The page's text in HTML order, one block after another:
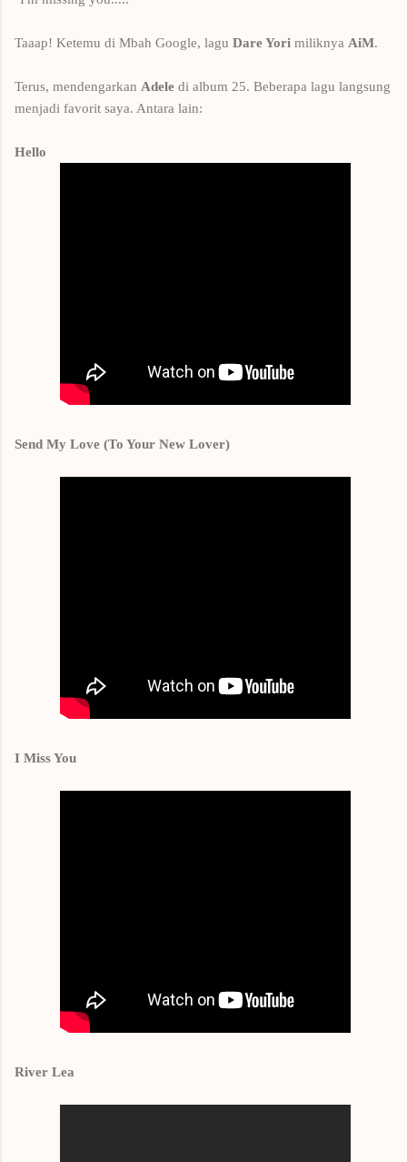
Taaap! Ketemu di Mbah Google, lagu Dare Yori miliknya AiM.
Terus, mendengarkan Adele di album 25. Beberapa lagu langsung
menjadi favorit saya. Antara lain:
Hello
Send My Love (To Your New Lover)
I Miss You
River Lea